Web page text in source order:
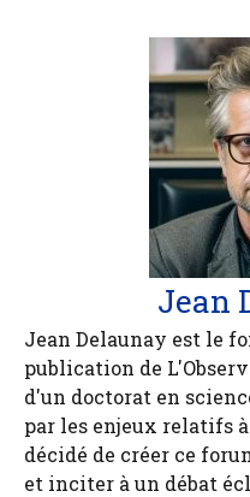
Jean
Jean Delaunay est le
publication de
d'un doctorat en
par les enjeux relatifs
décidé de créer ce
et inciter à un débat